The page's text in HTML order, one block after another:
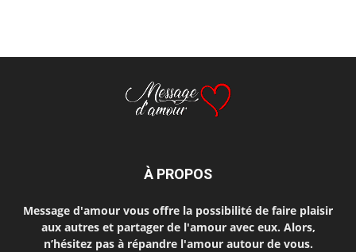
À PROPOS
Message d'amour vous offre la possibilité de faire plaisir
aux autres et partager de l'amour avec eux. Alors,
n’hésitez pas à répandre l'amour autour de vous.